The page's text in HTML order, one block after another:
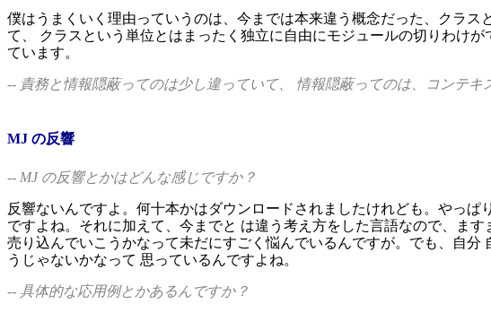
僕はうまくいく理由っていうのは、今までは本来違う概念だった、クラ
て、 クラスという単位とはまったく独立に自由にモジュールの切りわけ
ています。
-- 責務と情報隠蔽ってのは少し違っていて、 情報隠蔽ってのは、コンテ
MJ の反響
-- MJ の反響とかはどんな感じですか？
反響ないんですよ。何十本かはダウンロードされましたけれども。やっ
ですよね。それに加えて、今までと は違う考え方をした言語なので、ま
売り込んでいこうかなって未だにすごく悩んでいるんですが。でも、自
うじゃないかなって 思っているんですよね。
-- 具体的な応用例とかあるんですか？